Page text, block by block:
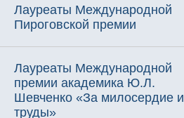
Лауреаты Международной
Пироговской премии
Лауреаты Международной
премии академика Ю.Л.
Шевченко «За милосердие и
труды»